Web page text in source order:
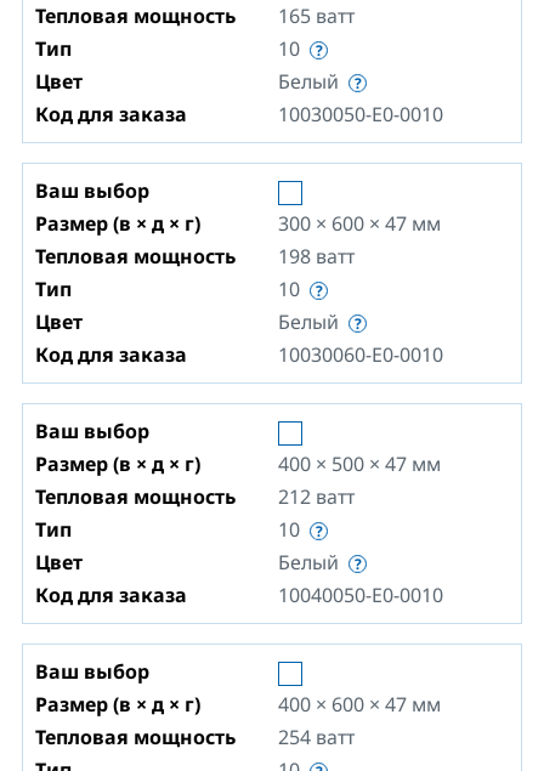
Тепловая мощность
165 ватт
Тип
10
Цвет
Белый
Код для заказа
10030050-E0-0010
Ваш выбор
Размер (в × д × г)
300 × 600 × 47 мм
Тепловая мощность
198 ватт
Тип
10
Цвет
Белый
Код для заказа
10030060-E0-0010
Ваш выбор
Размер (в × д × г)
400 × 500 × 47 мм
Тепловая мощность
212 ватт
Тип
10
Цвет
Белый
Код для заказа
10040050-E0-0010
Ваш выбор
Размер (в × д × г)
400 × 600 × 47 мм
Тепловая мощность
254 ватт